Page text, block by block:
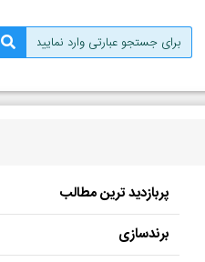
پربازدید ترین مطالب
برندسازی